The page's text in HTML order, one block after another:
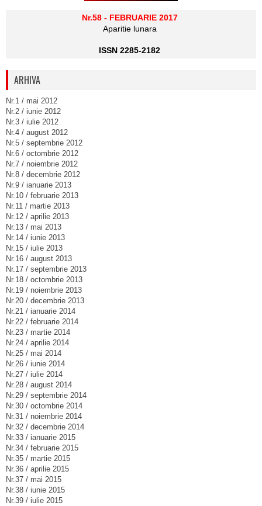
Nr.58 - FEBRUARIE 2017
Aparitie lunara
ISSN 2285-2182
ARHIVA
Nr.1 / mai 2012
Nr.2 / iunie 2012
Nr.3 / iulie 2012
Nr.4 / august 2012
Nr.5 / septembrie 2012
Nr.6 / octombrie 2012
Nr.7 / noiembrie 2012
Nr.8 / decembrie 2012
Nr.9 / ianuarie 2013
Nr.10 / februarie 2013
Nr.11 / martie 2013
Nr.12 / aprilie 2013
Nr.13 / mai 2013
Nr.14 / iunie 2013
Nr.15 / iulie 2013
Nr.16 / august 2013
Nr.17 / septembrie 2013
Nr.18 / octombrie 2013
Nr.19 / noiembrie 2013
Nr.20 / decembrie 2013
Nr.21 / ianuarie 2014
Nr.22 / februarie 2014
Nr.23 / martie 2014
Nr.24 / aprilie 2014
Nr.25 / mai 2014
Nr.26 / iunie 2014
Nr.27 / iulie 2014
Nr.28 / august 2014
Nr.29 / septembrie 2014
Nr.30 / octombrie 2014
Nr.31 / noiembrie 2014
Nr.32 / decembrie 2014
Nr.33 / ianuarie 2015
Nr.34 / februarie 2015
Nr.35 / martie 2015
Nr.36 / aprilie 2015
Nr.37 / mai 2015
Nr.38 / iunie 2015
Nr.39 / iulie 2015